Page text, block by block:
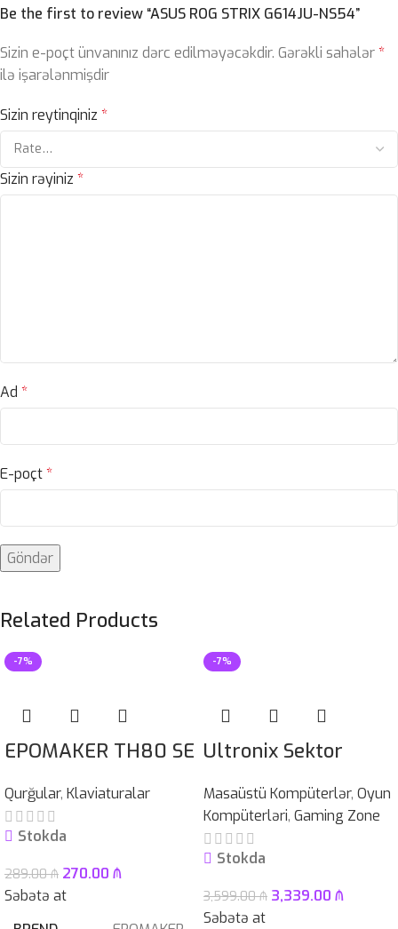
Be the first to review “ASUS ROG STRIX G614JU-NS54”
Sizin e-poçt ünvanınız dərc edilməyəcəkdir. Gərəkli sahələr*
ilə işarələnmişdir
Sizin reytinqiniz *
Sizin rəyiniz *
Ad *
E-poçt*
Related Products
-7%
EPOMAKER TH80 SE
Qurğular, Klaviaturalar
Stokda
289.00₼ 270.00 ₼
Səbətə at
-7%
Ultronix Sektor
Masaüstü Kompüterlər, Oyun
Kompüterləri, Gaming Zone
Stokda
3,599.00₼ 3,339.00 ₼
Səbətə at